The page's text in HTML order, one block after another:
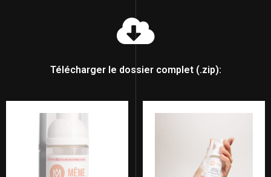
Télécharger le dossier complet (.zip):